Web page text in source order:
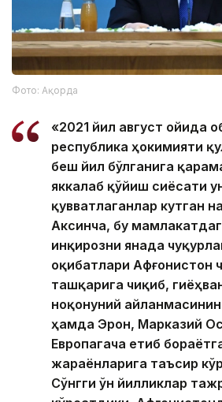
Фото: Ақорда
«2021 йил август ойида
республика ҳокимияти
беш йил бўлганига
яккалаб қўйиш сиёсати
қувватлаганлар кутган
Аксинча, бу
инқирозни янада
оқибатлари Афғонистон
ташқарига чиқиб,
ноқонуний
ҳамда Эрон, Марказий
Европагача етиб
жараёнларига таъсир
Сўнгги ўн йилликлар